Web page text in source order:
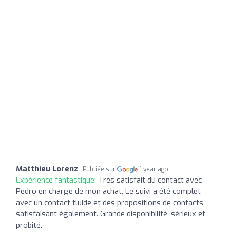
Matthieu Lorenz Publiée sur 1 year ago
Expérience fantastique: Très satisfait du contact avec
Pedro en charge de mon achat, Le suivi a été complet
avec un contact fluide et des propositions de contacts
satisfaisant également. Grande disponibilité, sérieux et
probité.